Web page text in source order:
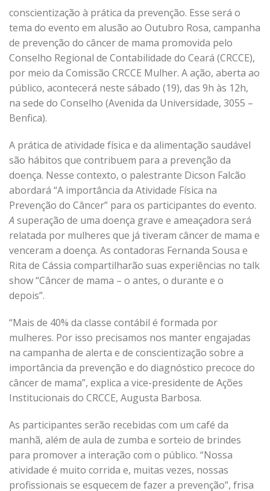
conscientização à prática da prevenção. Esse será o
tema do evento em alusão ao Outubro Rosa, campanha
de prevenção do câncer de mama promovida pelo
Conselho Regional de Contabilidade do Ceará (CRCCE),
por meio da Comissão CRCCE Mulher. A ação, aberta ao
público, acontecerá neste sábado (19), das 9h às 12h,
na sede do Conselho (Avenida da Universidade, 3055 –
Benfica).
A prática de atividade física e da alimentação saudável
são hábitos que contribuem para a prevenção da
doença. Nesse contexto, o palestrante Dicson Falcão
abordará “A importância da Atividade Física na
Prevenção do Câncer” para os participantes do evento.
A superação de uma doença grave e ameaçadora será
relatada por mulheres que já tiveram câncer de mama e
venceram a doença. As contadoras Fernanda Sousa e
Rita de Cássia compartilharão suas experiências no talk
show “Câncer de mama – o antes, o durante e o
depois”.
“Mais de 40% da classe contábil é formada por
mulheres. Por isso precisamos nos manter engajadas
na campanha de alerta e de conscientização sobre a
importância da prevenção e do diagnóstico precoce do
câncer de mama”, explica a vice-presidente de Ações
Institucionais do CRCCE, Augusta Barbosa.
As participantes serão recebidas com um café da
manhã, além de aula de zumba e sorteio de brindes
para promover a interação com o público. “Nossa
atividade é muito corrida e, muitas vezes, nossas
profissionais se esquecem de fazer a prevenção”, frisa